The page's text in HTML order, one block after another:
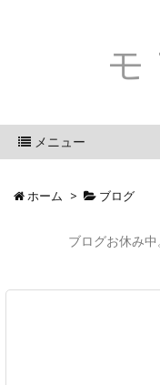
メニュー
ホーム > ブログ
ブログお休み